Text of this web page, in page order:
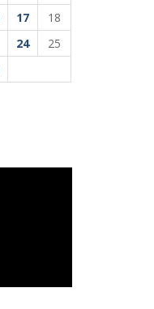
17
18
24
25